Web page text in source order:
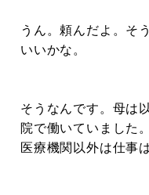
うん。頼んだよ。そ
いいかな。
そうなんです。母は
院で働いていました。
医療機関以外は仕事